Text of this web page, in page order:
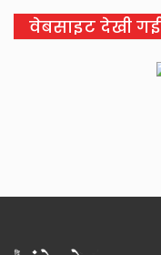
वेबसाइट देखी गई